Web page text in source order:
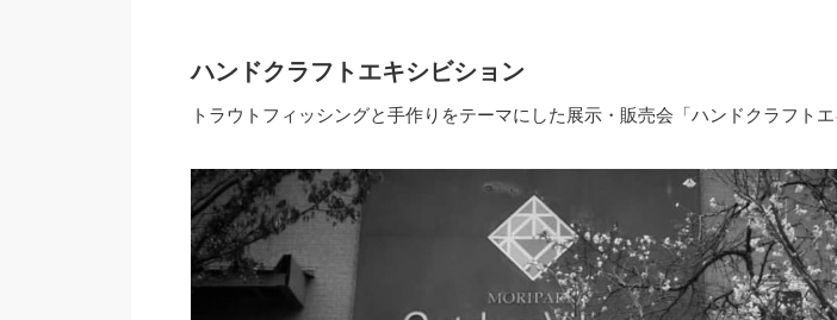
ハンドクラフトエキシビション
トラウトフィッシングと手作りをテーマにした展示・販売会「ハンドクラフトエ